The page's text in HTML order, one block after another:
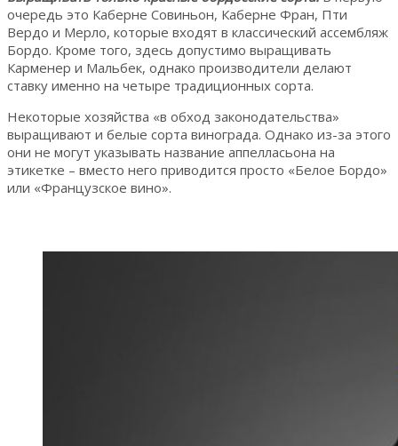
очередь это Каберне Совиньон, Каберне Фран, Пти
Вердо и Мерло, которые входят в классический ассембляж
Бордо. Кроме того, здесь допустимо выращивать
Карменер и Мальбек, однако производители делают
ставку именно на четыре традиционных сорта.
Некоторые хозяйства «в обход законодательства»
выращивают и белые сорта винограда. Однако из-за этого
они не могут указывать название аппелласьона на
этикетке – вместо него приводится просто «Белое Бордо»
или «Французское вино».